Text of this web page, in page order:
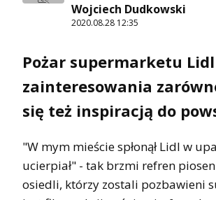
Wojciech Dudkowski
2020.08.28 12:35
Pożar supermarketu
zainteresowania
się też inspiracją do
"W mym mieście spłonął Lidl w
ucierpiał" - tak brzmi refren
osiedli, którzy zostali pozbawieni